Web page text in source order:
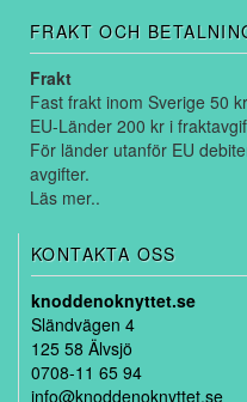
FRAKT OCH
Frakt
Fast frakt inom Sverige 50
EU-Länder 200 kr i
För länder utanför EU
avgifter.
Läs mer..
KONTAKTA OSS
knoddenoknyttet.se
Sländvägen 4
125 58 Älvsjö
0708-11 65 94
info@knoddenoknyttet.se